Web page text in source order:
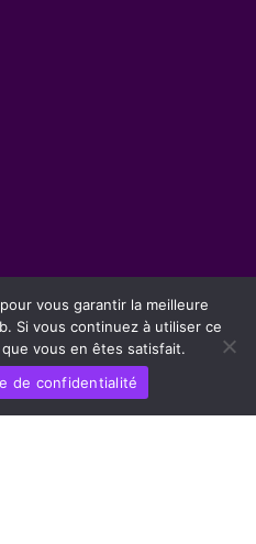
vous garantir la meilleure
Si vous continuez à utiliser ce
vous en êtes satisfait.
de confidentialité